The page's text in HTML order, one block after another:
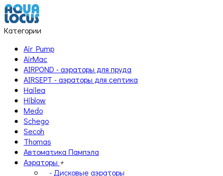
Категории
Air Pump
AirMac
AIRPOND - аэраторы для пруда
AIRSEPT - аэраторы для септика
Hailea
Hiblow
Medo
Schego
Secoh
Thomas
Автоматика Пампэла
Аэраторы +
- Дисковые аэраторы